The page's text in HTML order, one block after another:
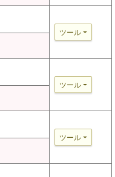
ツール
ツール
ツール